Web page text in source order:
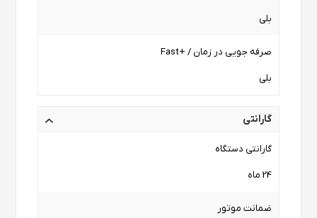
بلی
صرفه جویی در زمان / +Fast
بلی
گارانتی
گارانتی دستگاه
24 ماه
ضمانت موتور